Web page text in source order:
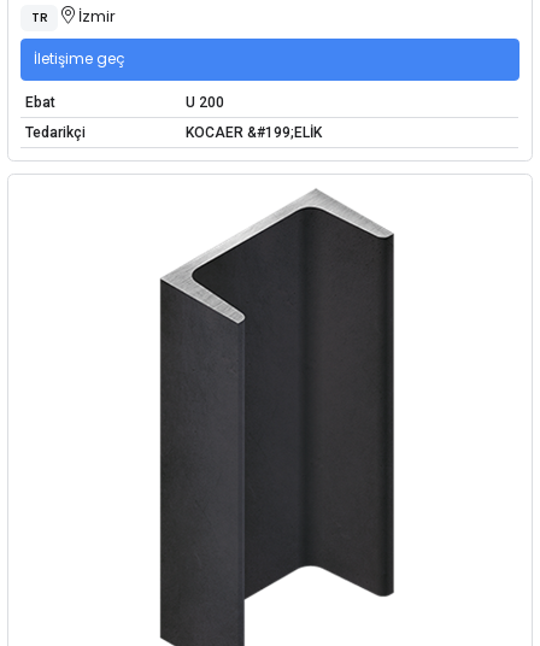
TR İzmir
İletişime geç
Ebat
U 200
Tedarikçi
KOCAER &#199;ELİK